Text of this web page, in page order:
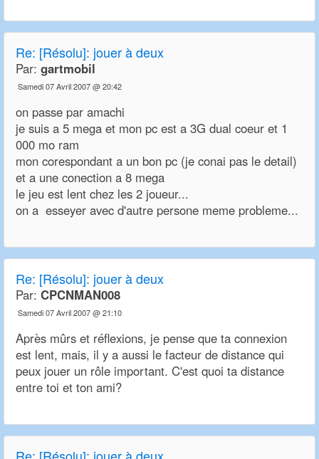
Re: [Résolu]: jouer à deux
Par: gartmobil
Samedi 07 Avril 2007 @ 20:42
on passe par amachi
je suis a 5 mega et mon pc est a 3G dual coeur et 1
000 mo ram
mon corespondant a un bon pc (je conai pas le detail)
et a une conection a 8 mega
le jeu est lent chez les 2 joueur...
on a esseyer avec d'autre persone meme probleme...
Re: [Résolu]: jouer à deux
Par: CPCNMAN008
Samedi 07 Avril 2007 @ 21:10
Après mûrs et réflexions, je pense que ta connexion
est lent, mais, il y a aussi le facteur de distance qui
peux jouer un rôle important. C'est quoi ta distance
entre toi et ton ami?